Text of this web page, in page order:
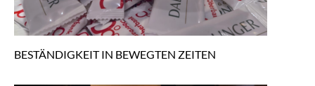
BESTÄNDIGKEIT IN BEWEGTEN ZEITEN